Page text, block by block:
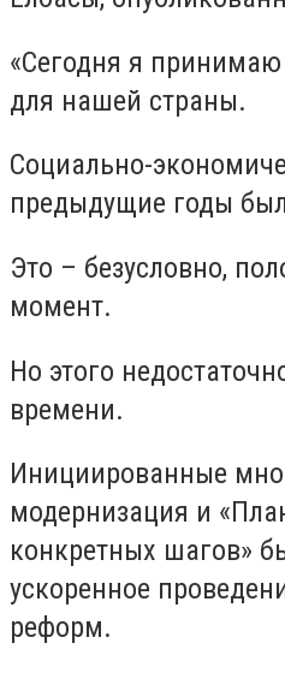
«Сегодня я
для нашей страны.
Социально-
предыдущие годы
Это – безусловно,
момент.
Но этого
времени.
Инициированные
модернизация и
конкретных шагов»
ускоренное
реформ.